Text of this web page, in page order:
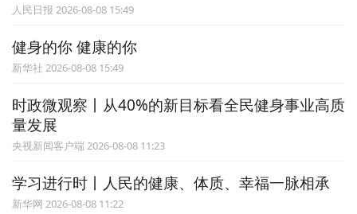
人民日报 2026-08-08 15:49
健身的你 健康的你
新华社 2026-08-08 15:49
时政微观察丨从40%的新目标看全民健身事业高质
量发展
央视新闻客户端 2026-08-08 11:23
学习进行时丨人民的健康、体质、幸福一脉相承
新华网 2026-08-08 11:22